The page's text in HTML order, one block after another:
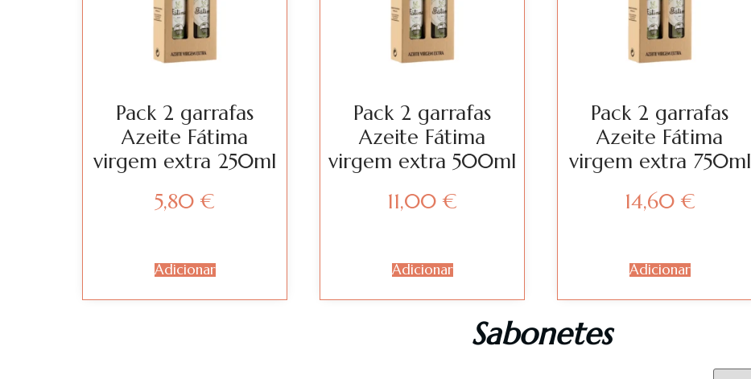
Pack 2 garrafas
Azeite Fátima
virgem extra 250ml
5,80 €
Adicionar
Pack 2 garrafas
Azeite Fátima
virgem extra 500ml
11,00 €
Adicionar
Pack 2 garrafas
Azeite Fátima
virgem extra 750ml
14,60 €
Adicionar
Sabonetes